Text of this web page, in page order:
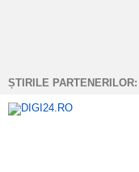
ȘTIRILE PARTENERILOR: